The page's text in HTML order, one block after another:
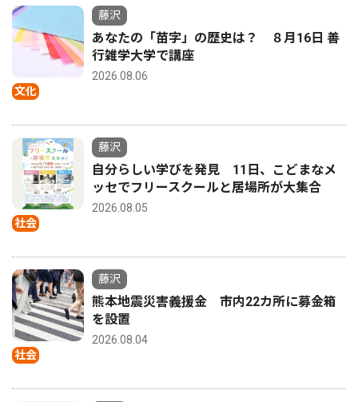
文化
藤沢
あなたの「苗字」の歴史は？ ８月16日 善
行雑学大学で講座
2026.08.06
社会
藤沢
自分らしい学びを発見 11日、こどまなメ
ッセでフリースクールと居場所が大集合
2026.08.05
社会
藤沢
熊本地震災害義援金 市内22カ所に募金箱
を設置
2026.08.04